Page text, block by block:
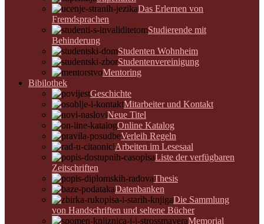
Das Erlernen von
Fremdsprachen
Studierende mit
Behinderung
Studenten Wohnheim
Studentenvereinigung
Mentoring
Bibilothek
Geschichte
Mitarbeiter und Kontakt
Neue Titel
Online Katalog
Verleih Regeln
Arbeiten im Lesesaal
Liste der verfügbaren
Zeitschriften
Thesis
Datenbanken
Die Sammlung
von Handschriften und seltene Bücher
Memorial